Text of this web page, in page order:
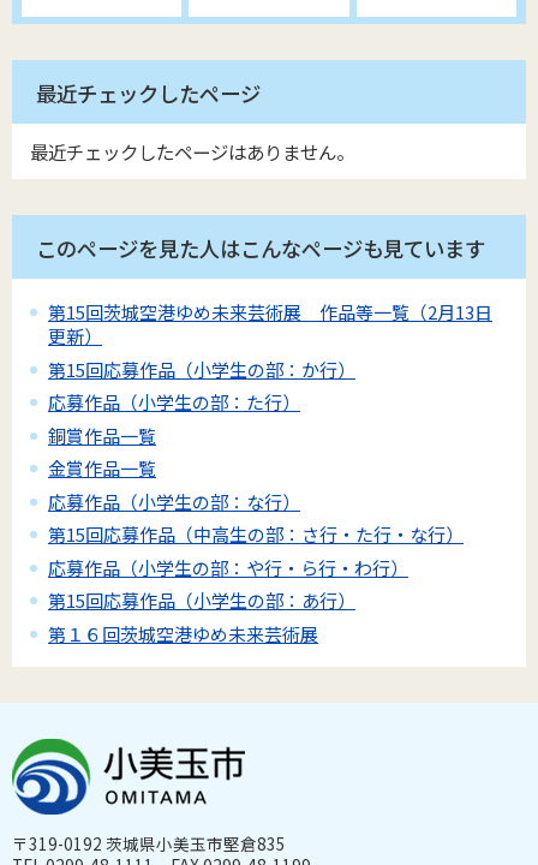
最近チェックしたページ
最近チェックしたページはありません。
このページを見た人はこんなページも見ています
第15回茨城空港ゆめ未来芸術展 作品等一覧（2月13日
更新）
第15回応募作品（小学生の部：か行）
応募作品（小学生の部：た行）
銅賞作品一覧
金賞作品一覧
応募作品（小学生の部：な行）
第15回応募作品（中高生の部：さ行・た行・な行）
応募作品（小学生の部：や行・ら行・わ行）
第15回応募作品（小学生の部：あ行）
第１６回茨城空港ゆめ未来芸術展
〒319-0192 茨城県小美玉市堅倉835